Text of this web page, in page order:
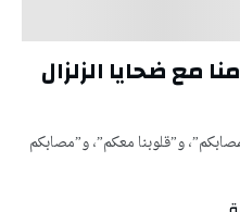
مع ضحايا الزلزال
و”قلوبنا معكم”، و”مصابكم